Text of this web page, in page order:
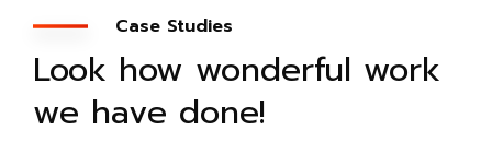
Case Studies
Look how wonderful work
we have done!